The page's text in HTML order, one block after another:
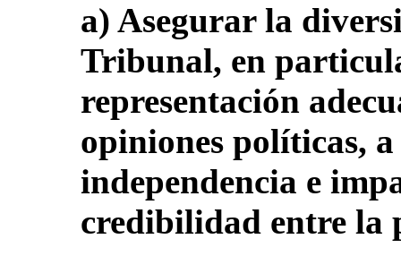
a) Asegurar la
Tribunal, en
representación
opiniones políticas,
independencia e
credibilidad entre la